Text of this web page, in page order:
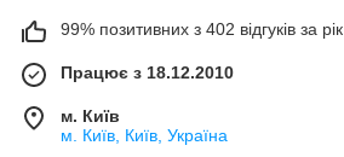
99% позитивних з 402 відгуків за рік
Працює з 18.12.2010
м. Київ
м. Київ, Київ, Україна